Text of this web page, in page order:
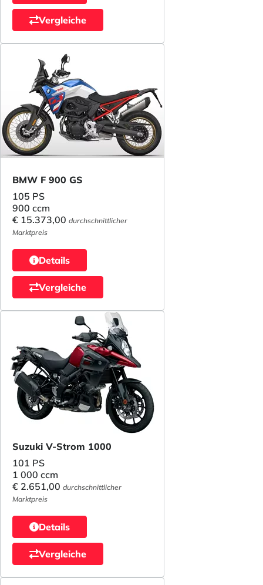
Vergleiche
BMW F 900 GS
105 PS
900 ccm
€ 15.373,00 durchschnittlicher
Marktpreis
Details
Vergleiche
Suzuki V-Strom 1000
101 PS
1 000 ccm
€ 2.651,00 durchschnittlicher
Marktpreis
Details
Vergleiche